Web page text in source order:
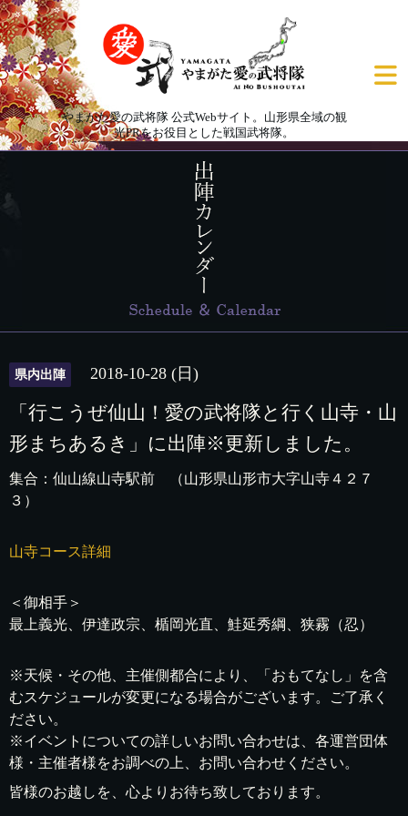
やまがた愛の武将隊 公式Webサイト。山形県全域の観
光PRをお役目とした戦国武将隊。
県内出陣 2018-10-28 (日)
「行こうぜ仙山！愛の武将隊と行く山寺・山
形まちあるき」に出陣※更新しました。
集合：仙山線山寺駅前 （山形県山形市大字山寺４２７
３）
山寺コース詳細
＜御相手＞
最上義光、伊達政宗、楯岡光直、鮭延秀綱、狭霧（忍）
※天候・その他、主催側都合により、「おもてなし」を含
むスケジュールが変更になる場合がございます。ご了承く
ださい。
※イベントについての詳しいお問い合わせは、各運営団体
様・主催者様をお調べの上、お問い合わせください。
皆様のお越しを、心よりお待ち致しております。